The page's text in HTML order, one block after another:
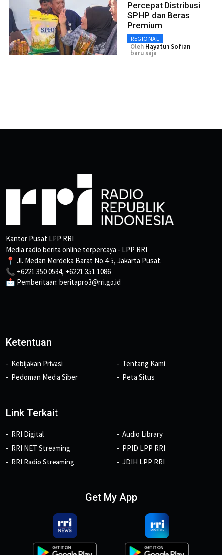
Percepat Distribusi
SPHP dan Beras
Premium
REGIONAL
Oleh Hayatun Sofian
baru saja
Kantor Pusat LPP RRI
Media radio berita online terpercaya - LPP RRI
📍 Jl. Medan Merdeka Barat No.4-5, Jakarta Pusat.
📞 +6221 350 0584, +6221 351 1086
📩 Pemberitaan: beritapro3@rri.go.id
Ketentuan
Kebijakan Privasi
Pedoman Media Siber
Tentang Kami
Peta Situs
Link Terkait
RRI Digital
RRI NET Streaming
RRI Radio Streaming
Audio Library
PPID LPP RRI
JDIH LPP RRI
Get My App